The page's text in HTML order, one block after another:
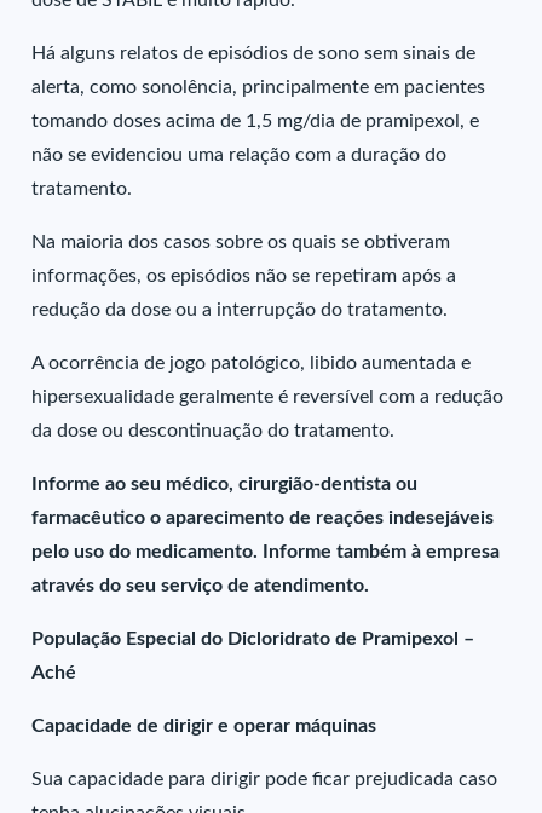
Há alguns relatos de episódios de sono sem sinais de
alerta, como sonolência, principalmente em pacientes
tomando doses acima de 1,5 mg/dia de pramipexol, e
não se evidenciou uma relação com a duração do
tratamento.
Na maioria dos casos sobre os quais se obtiveram
informações, os episódios não se repetiram após a
redução da dose ou a interrupção do tratamento.
A ocorrência de jogo patológico, libido aumentada e
hipersexualidade geralmente é reversível com a redução
da dose ou descontinuação do tratamento.
Informe ao seu médico, cirurgião-dentista ou
farmacêutico o aparecimento de reações indesejáveis
pelo uso do medicamento. Informe também à empresa
através do seu serviço de atendimento.
População Especial do Dicloridrato de Pramipexol –
Aché
Capacidade de dirigir e operar máquinas
Sua capacidade para dirigir pode ficar prejudicada caso